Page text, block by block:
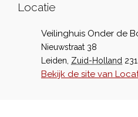
Locatie
Veilinghuis Onder de
Nieuwstraat 38
Leiden Zuid-Holland
Bekijk de site van